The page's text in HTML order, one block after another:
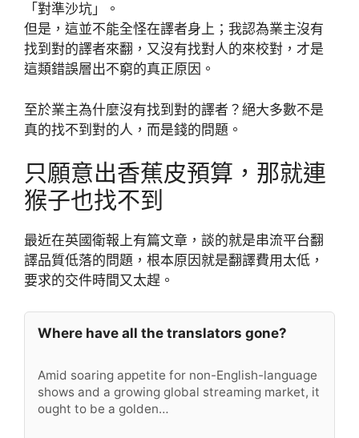
「對準沙坑」。
但是，這並不能全怪在譯者身上；我認為業主沒有
找到對的譯者來翻，又沒有找對人的來校對，才是
這類錯誤層出不窮的真正原因。
至於業主為什麼沒有找到對的譯者？絕大多數不是
真的找不到對的人，而是錢的問題。
只願意出香蕉皮預算，那就連
猴子也找不到
最近在英國衛報上有篇文章，談的就是串流平台翻
譯品質低落的問題，根本原因就是翻譯費用太低，
要求的交件時間又太趕。
Where have all the translators gone?
Amid soaring appetite for non-English-language
shows and a growing global streaming market, it
ought to be a golden…